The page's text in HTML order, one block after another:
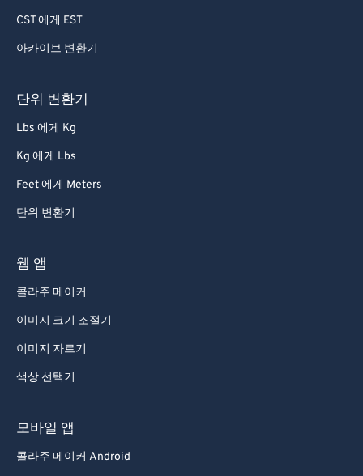
CST 에게 EST
아카이브 변환기
단위 변환기
Lbs 에게 Kg
Kg 에게 Lbs
Feet 에게 Meters
단위 변환기
웹 앱
콜라주 메이커
이미지 크기 조절기
이미지 자르기
색상 선택기
모바일 앱
콜라주 메이커 Android